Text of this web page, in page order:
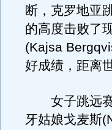
断，克罗地亚
的高度击败了
(Kajsa
好成绩，距离
女子跳远赛
牙姑娘戈麦斯